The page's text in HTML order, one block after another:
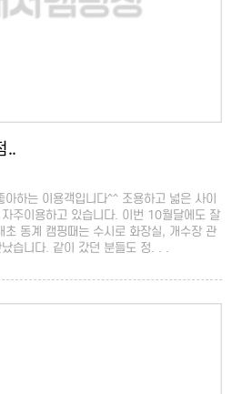
..
하는 이용객입니다^^ 조용하고 넓은 사이
주이용하고 있습니다. 이번 10월달에도 잘
동계 캠핑때는 수시로 화장실, 개수장 관
습니다. 같이 갔던 분들도 정. . .